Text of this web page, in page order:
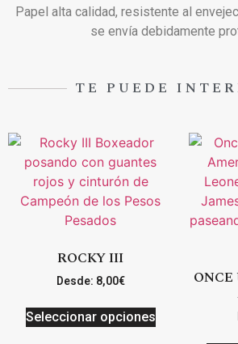
Papel alta calidad, resistente al
se envía debidamente
TE PUEDE
ROCKY III
Desde: 8,00€
Seleccionar opciones